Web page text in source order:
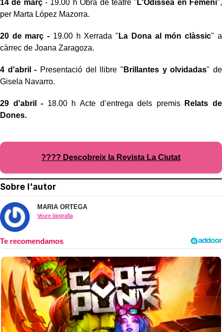
14 de març- 19.00 h Obra de teatre " L'Odissea en Femení",
per Marta López Mazorra.
20 de març - 19.00 h Xerrada " La Dona al món clàssic" a
càrrec de Joana Zaragoza.
4 d'abril - Presentació del llibre " Brillantes y olvidadas" de
Gisela Navarro.
29 d'abril - 18.00 h Acte d’entrega dels premis
Relats de
Dones.
???? Descobreix la Revista La Ciutat
Sobre l'autor
MARIA ORTEGA
Veure biografia